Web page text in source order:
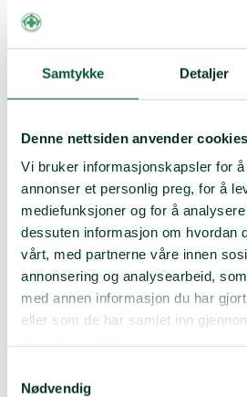
Samtykke Detaljer
Denne nettsiden anvender cookies
Vi bruker informasjonskapsler for
annonser et personlig preg, for å
mediefunksjoner og for å
dessuten informasjon om hvordan
vårt, med partnerne våre innen
annonsering og analysearbeid,
med annen informasjon du har
eller som de har samlet inn
Nødvendig
redder liv!
skreddersyr
mineofre er gutter og menn, og
er mer utsatt, som gjetere og
anleggsarbeidere. Målet er
å få folk til å være
Slik sparer vi liv og lemmer.
Undervisning i minerisiko er
barn, som gjerne synes det er
gjenstander de finner på bakken.